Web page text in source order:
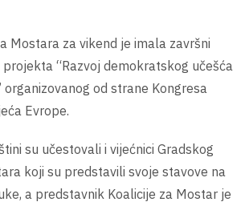
Mostara za vikend je imala završni
“Razvoj demokratskog učešća
organizovanog od strane Kongresa
Evrope.
su učestovali i vijećnici Gradskog
koji su predstavili svoje stavove na
a predstavnik Koalicije za Mostar je